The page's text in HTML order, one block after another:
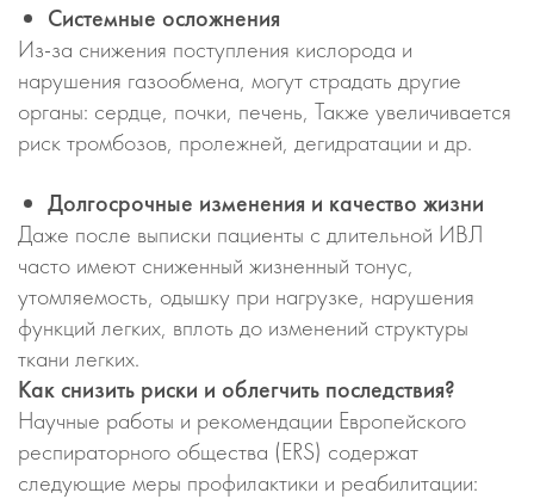
Системные осложнения
Из-за снижения поступления кислорода и
нарушения газообмена, могут страдать другие
органы: сердце, почки, печень, Также увеличивается
риск тромбозов, пролежней, дегидратации и др.
Долгосрочные изменения и качество жизни
Даже после выписки пациенты с длительной ИВЛ
часто имеют сниженный жизненный тонус,
утомляемость, одышку при нагрузке, нарушения
функций легких, вплоть до изменений структуры
ткани легких.
Как снизить риски и облегчить последствия?
Научные работы и рекомендации Европейского
респираторного общества (ERS) содержат
следующие меры профилактики и реабилитации: